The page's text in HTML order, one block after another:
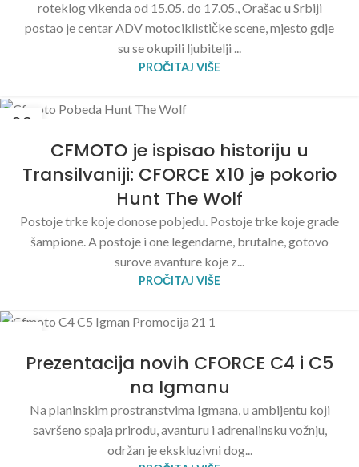
roteklog vikenda od 15.05. do 17.05., Orašac u Srbiji
postao je centar ADV motociklističke scene, mjesto gdje
su se okupili ljubitelji ...
PROČITAJ VIŠE
09
CFMOTO je ispisao historiju u
Transilvaniji: CFORCE X10 je pokorio
Hunt The Wolf
Postoje trke koje donose pobjedu. Postoje trke koje grade
šampione. A postoje i one legendarne, brutalne, gotovo
surove avanture koje z...
PROČITAJ VIŠE
08
Prezentacija novih CFORCE C4 i C5
na Igmanu
Na planinskim prostranstvima Igmana, u ambijentu koji
savršeno spaja prirodu, avanturu i adrenalinsku vožnju,
održan je ekskluzivni dog...